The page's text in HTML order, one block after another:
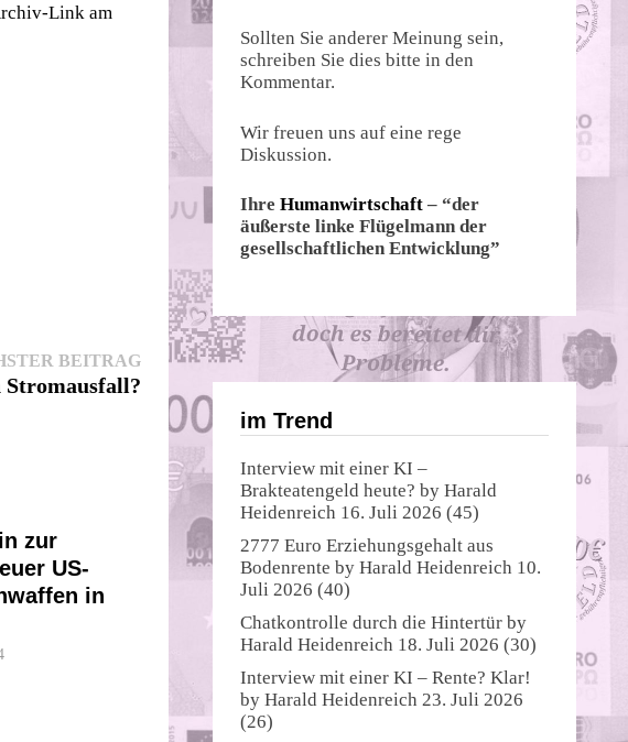
Link am
BEITRAGNächster
zur
US-
in
Sollten Sie anderer Meinung sein,
schreiben Sie dies bitte in den
Kommentar.
Wir freuen uns auf eine rege
Diskussion.
Ihre Humanwirtschaft – “der
äußerste linke Flügelmann der
gesellschaftlichen Entwicklung”
im Trend
Interview mit einer KI –
Brakteatengeld heute? by Harald
Heidenreich 16. Juli 2026 (45)
2777 Euro Erziehungsgehalt aus
Bodenrente by Harald Heidenreich 10.
Juli 2026 (40)
Chatkontrolle durch die Hintertür by
Harald Heidenreich 18. Juli 2026 (30)
Interview mit einer KI – Rente? Klar!
by Harald Heidenreich 23. Juli 2026
(26)